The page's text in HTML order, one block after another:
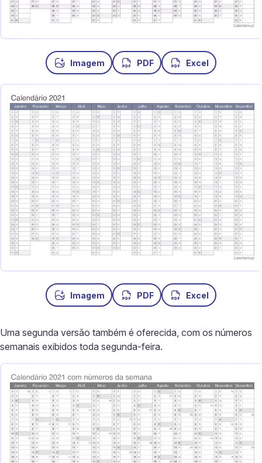
Imagem PDF Excel
Imagem PDF Excel
Uma segunda versão também é oferecida, com os números
semanais exibidos toda segunda-feira.